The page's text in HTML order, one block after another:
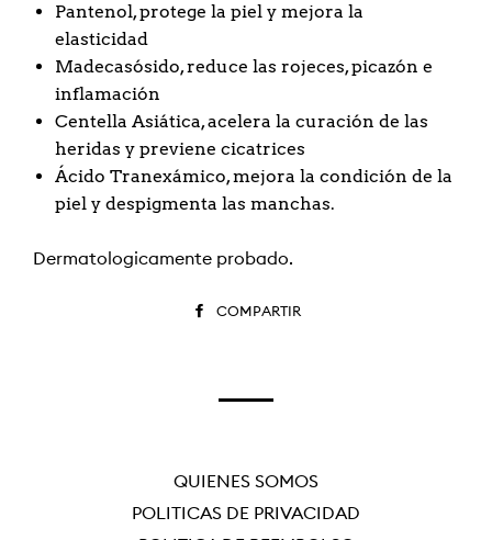
Pantenol, protege la piel y mejora la
elasticidad
Madecasósido, reduce las rojeces, picazón e
inflamación
Centella Asiática, acelera la curación de las
heridas y previene cicatrices
Ácido Tranexámico, mejora la condición de la
piel y despigmenta las manchas.
Dermatológicamente probado.
COMPARTIR
QUIÉNES SOMOS
POLÍTICAS DE PRIVACIDAD